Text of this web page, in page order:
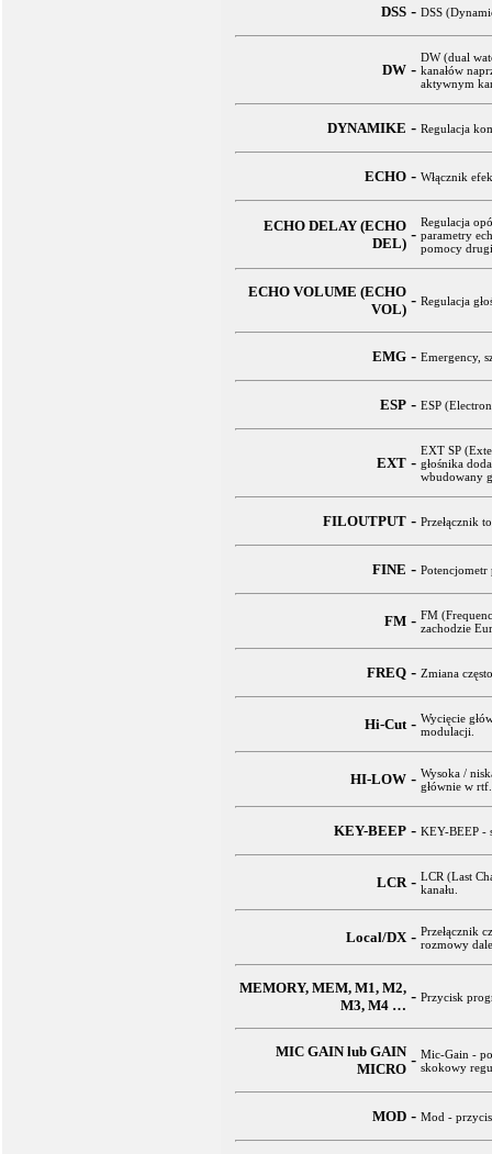
DSS - DSS
DW -
DW (dual
kanałów
aktywnym
DYNAMIKE - Regulacja
ECHO - Włącznik
ECHO DELAY (ECHO
DEL) -
Regulacja
parametry
pomocy
ECHO VOLUME (ECHO
VOL) - Regulacja
EMG - Emergency,
ESP - ESP
EXT -
EXT SP
głośnika
wbudowany
FILOUTPUT - Przełącznik
FINE -
FM - FM
zachodzie
FREQ - Zmiana
Hi-Cut - Wycięcie
modulacji.
HI-LOW - Wysoka /
głównie w
KEY-BEEP - KEY-BEEP -
LCR - LCR (Last
kanału.
Local/DX - Przełącznik
rozmowy
MEMORY, MEM, M1, M2,
M3, M4 … - Przycisk
MIC GAIN lub GAIN
MICRO - Mic-Gain -
skokowy
MOD - Mod -